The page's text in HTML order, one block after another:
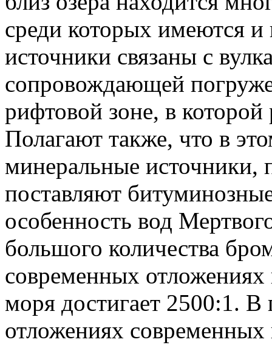
среди которых имеются
источники связаны с
сопровождающей
рифтовой зоне, в
Полагают также, что в
минеральные источники,
поставляют
особенность вод
большого количества
современных
моря достигает 2500:1.
отложениях